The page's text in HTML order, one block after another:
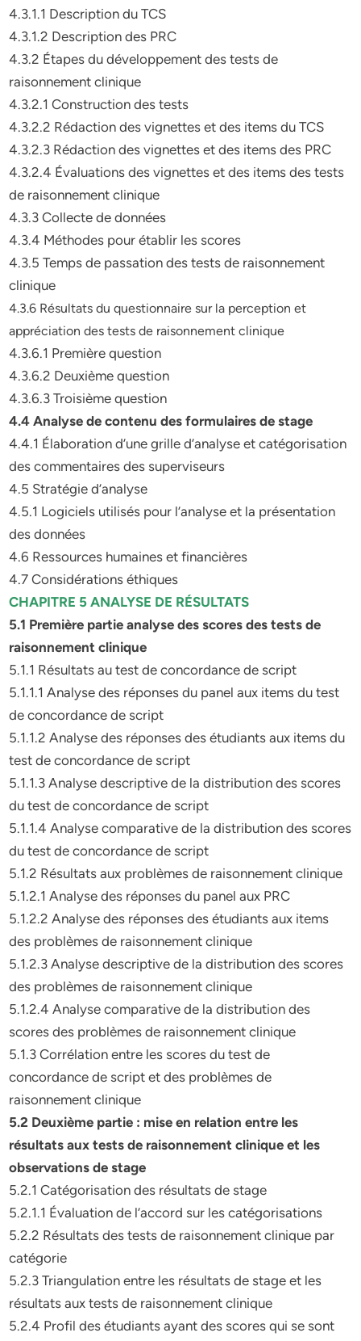
4.3.1.1 Description du TCS
4.3.1.2 Description des PRC
4.3.2 Étapes du développement des tests de
raisonnement clinique
4.3.2.1 Construction des tests
4.3.2.2 Rédaction des vignettes et des items du TCS
4.3.2.3 Rédaction des vignettes et des items des PRC
4.3.2.4 Évaluations des vignettes et des items des tests
de raisonnement clinique
4.3.3 Collecte de données
4.3.4 Méthodes pour établir les scores
4.3.5 Temps de passation des tests de raisonnement
clinique
4.3.6 Résultats du questionnaire sur la perception et
appréciation des tests de raisonnement clinique
4.3.6.1 Première question
4.3.6.2 Deuxième question
4.3.6.3 Troisième question
4.4 Analyse de contenu des formulaires de stage
4.4.1 Élaboration d’une grille d’analyse et catégorisation
des commentaires des superviseurs
4.5 Stratégie d’analyse
4.5.1 Logiciels utilisés pour l’analyse et la présentation
des données
4.6 Ressources humaines et financières
4.7 Considérations éthiques
CHAPITRE 5 ANALYSE DE RÉSULTATS
5.1 Première partie analyse des scores des tests de
raisonnement clinique
5.1.1 Résultats au test de concordance de script
5.1.1.1 Analyse des réponses du panel aux items du test
de concordance de script
5.1.1.2 Analyse des réponses des étudiants aux items du
test de concordance de script
5.1.1.3 Analyse descriptive de la distribution des scores
du test de concordance de script
5.1.1.4 Analyse comparative de la distribution des scores
du test de concordance de script
5.1.2 Résultats aux problèmes de raisonnement clinique
5.1.2.1 Analyse des réponses du panel aux PRC
5.1.2.2 Analyse des réponses des étudiants aux items
des problèmes de raisonnement clinique
5.1.2.3 Analyse descriptive de la distribution des scores
des problèmes de raisonnement clinique
5.1.2.4 Analyse comparative de la distribution des
scores des problèmes de raisonnement clinique
5.1.3 Corrélation entre les scores du test de
concordance de script et des problèmes de
raisonnement clinique
5.2 Deuxième partie : mise en relation entre les
résultats aux tests de raisonnement clinique et les
observations de stage
5.2.1 Catégorisation des résultats de stage
5.2.1.1 Évaluation de l’accord sur les catégorisations
5.2.2 Résultats des tests de raisonnement clinique par
catégorie
5.2.3 Triangulation entre les résultats de stage et les
résultats aux tests de raisonnement clinique
5.2.4 Profil des étudiants ayant des scores qui se sont